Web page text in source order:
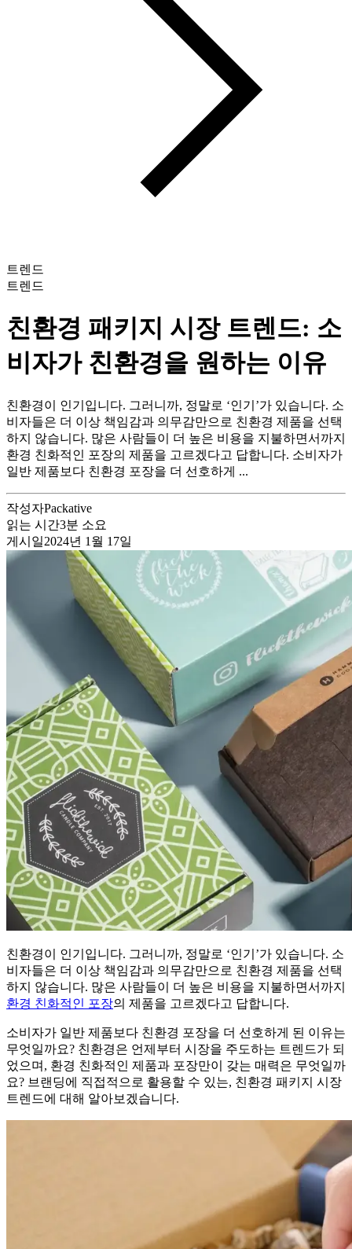
트렌드
트렌드
친환경 패키지 시장 트렌드: 소
비자가 친환경을 원하는 이유
친환경이 인기입니다. 그러니까, 정말로 ‘인기’가 있습니다. 소
비자들은 더 이상 책임감과 의무감만으로 친환경 제품을 선택
하지 않습니다. 많은 사람들이 더 높은 비용을 지불하면서까지
환경 친화적인 포장의 제품을 고르겠다고 답합니다. 소비자가
일반 제품보다 친환경 포장을 더 선호하게 ...
작성자Packative
읽는 시간3분 소요
게시일2024년 1월 17일
친환경이 인기입니다. 그러니까, 정말로 ‘인기’가 있습니다. 소
비자들은 더 이상 책임감과 의무감만으로 친환경 제품을 선택
하지 않습니다. 많은 사람들이 더 높은 비용을 지불하면서까지
환경 친화적인 포장의 제품을 고르겠다고 답합니다.
소비자가 일반 제품보다 친환경 포장을 더 선호하게 된 이유는
무엇일까요? 친환경은 언제부터 시장을 주도하는 트렌드가 되
었으며, 환경 친화적인 제품과 포장만이 갖는 매력은 무엇일까
요? 브랜딩에 직접적으로 활용할 수 있는, 친환경 패키지 시장
트렌드에 대해 알아보겠습니다.